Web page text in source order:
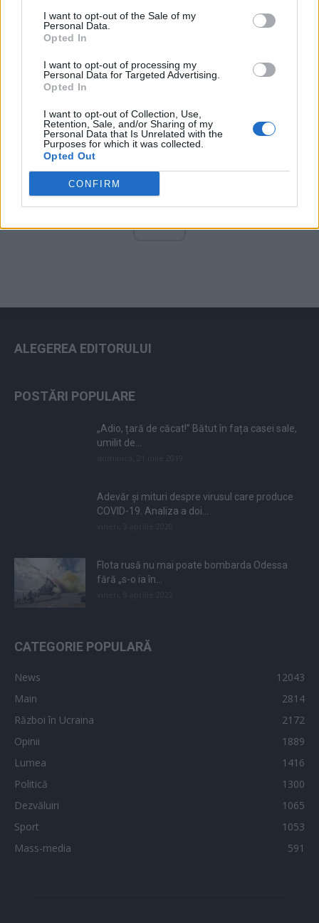
I want to opt-out of the Sale of my
Personal Data.
Opted In
I want to opt-out of processing my
Personal Data for Targeted Advertising.
Opted In
I want to opt-out of Collection, Use,
Retention, Sale, and/or Sharing of my
Personal Data that Is Unrelated with the
Purposes for which it was collected.
Opted Out
CONFIRM
Arhiva sondajelor
ALEGEREA EDITORULUI
POSTĂRI POPULARE
„Adio, țară de căcat!” Bătut în fața casei sale,
umilit de...
Adevăr și mituri despre virusul care produce
COVID-19. Analiza a doi...
Flota rusă nu mai poate bombarda Odessa
fără „s-o ia în...
CATEGORIE POPULARĂ
News
12043
Main
2814
Război în Ucraina
2172
Opinii
1889
Lumea
1416
Politică
1300
Dezvăluiri
1065
Sport
1053
Mass-media
591